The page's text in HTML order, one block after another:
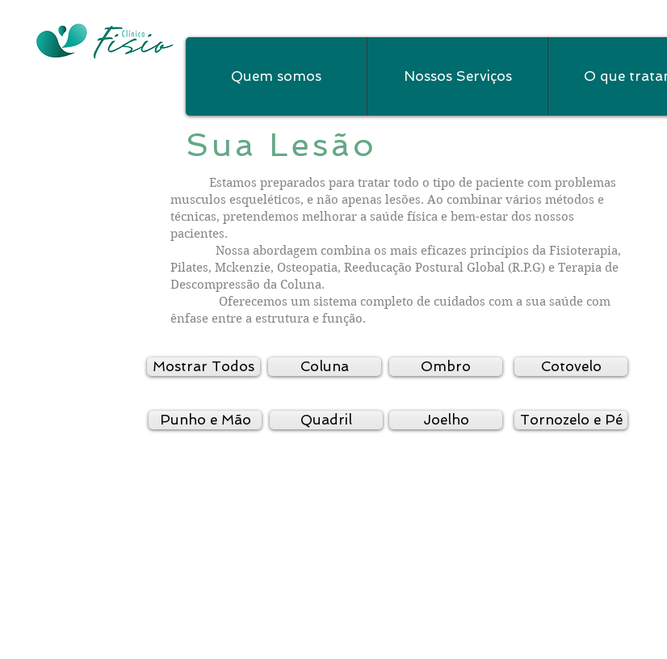
Quem somos Nossos Serviços O que
Sua Lesão
Estamos preparados para tratar todo o tipo de paciente com problemas
musculos esqueléticos, e não apenas lesões. Ao combinar vários métodos e
técnicas, pretendemos melhorar a saúde física e bem-estar dos nossos
pacientes.
Nossa abordagem combina os mais eficazes princípios da Fisioterapia,
Pilates, Mckenzie, Osteopatia, Reeducação Postural Global (R.P.G) e Terapia de
Descompressão da Coluna.
Oferecemos um sistema completo de cuidados com a sua saúde com
ênfase entre a estrutura e função.
Mostrar Todos Coluna Ombro Cotovelo
Punho e Mão Quadril Joelho Tornozelo e Pé